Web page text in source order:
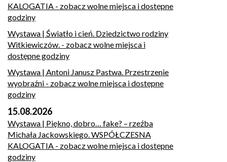
KALOGATIA - zobacz wolne miejsca i dostępne
godziny
Wystawa | Światło i cień. Dziedzictwo rodziny
Witkiewiczów. - zobacz wolne miejsca i
dostępne godziny
Wystawa | Antoni Janusz Pastwa. Przestrzenie
wyobraźni - zobacz wolne miejsca i dostępne
godziny
15.08.2026
Wystawa | Piękno, dobro… fake? – rzeźba
Michała Jackowskiego. WSPÓŁCZESNA
KALOGATIA - zobacz wolne miejsca i dostępne
godziny